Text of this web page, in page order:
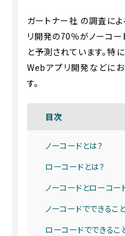
ガートナー社 の調査に
リ開発の70％がノーコー
と予測されています。特
Webアプリ開発などに
す。
目次
ノーコードとは？
ローコードとは？
ノーコードとローコー
ノーコードでできるこ
ローコードでできるこ